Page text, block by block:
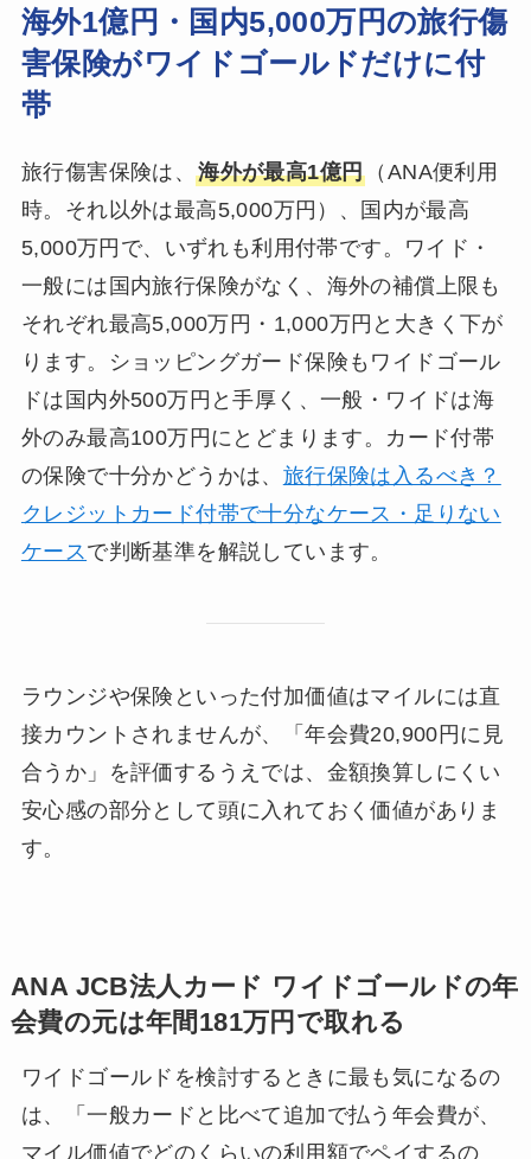
海外1億円・国内5,000万円の旅行傷
害保険がワイドゴールドだけに付
帯
旅行傷害保険は、海外が最高1億円 （ANA便利用
時。それ以外は最高5,000万円）、国内が最高
5,000万円で、いずれも利用付帯です。ワイド・
一般には国内旅行保険がなく、海外の補償上限も
それぞれ最高5,000万円・1,000万円と大きく下が
ります。ショッピングガード保険もワイドゴール
ドは国内外500万円と手厚く、一般・ワイドは海
外のみ最高100万円にとどまります。カード付帯
の保険で十分かどうかは、 旅行保険は入るべき？
クレジットカード付帯で十分なケース・足りない
ケース で判断基準を解説しています。
ラウンジや保険といった付加価値はマイルには直
接カウントされませんが、「年会費20,900円に見
合うか」を評価するうえでは、金額換算しにくい
安心感の部分として頭に入れておく価値がありま
す。
ANA JCB法人カード ワイドゴールドの年
会費の元は年間181万円で取れる
ワイドゴールドを検討するときに最も気になるの
は、「一般カードと比べて追加で払う年会費が、
マイル価値でどのくらいの利用額でペイするの